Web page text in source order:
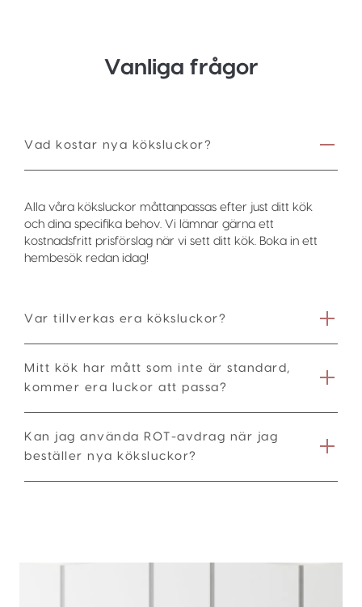
Vanliga frågor
Vad kostar nya köksluckor?
Alla våra köksluckor måttanpassas efter just ditt kök
och dina specifika behov. Vi lämnar gärna ett
kostnadsfritt prisförslag när vi sett ditt kök. Boka in ett
hembesök redan idag!
Var tillverkas era köksluckor?
Mitt kök har mått som inte är standard,
kommer era luckor att passa?
Kan jag använda ROT-avdrag när jag
beställer nya köksluckor?